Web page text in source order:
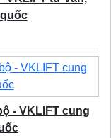
- VKLIFT cung